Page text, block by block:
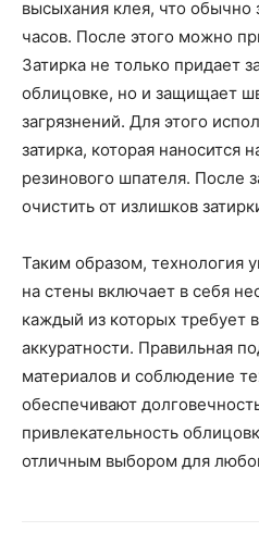
высыхания клея, что обычно
часов. После этого можно
Затирка не только придает
облицовке, но и защищает
загрязнений. Для этого
затирка, которая
резинового шпателя. После
очистить от излишков
Таким образом, технология
на стены включает в себя
каждый из которых требует
аккуратности. Правильная
материалов и соблюдение
обеспечивают
привлекательность
отличным выбором для